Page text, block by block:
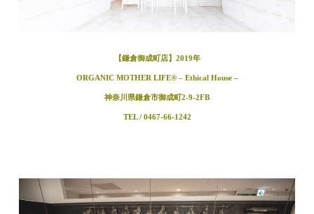
【鎌倉御成町店】2019年
ORGANIC MOTHER LIFE®︎ – Ethical House –
神奈川県鎌倉市御成町2-9-2FB
TEL / 0467-66-1242